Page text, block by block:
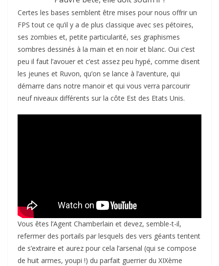
Certes les bases semblent être mises pour nous offrir un
FPS tout ce qu’il y a de plus classique avec ses pétoires,
ses zombies et, petite particularité, ses graphismes
sombres dessinés à la main et en noir et blanc. Oui c’est
peu il faut l’avouer et c’est assez peu hypé, comme disent
les jeunes et Ruvon, qu’on se lance à l’aventure, qui
démarre dans notre manoir et qui vous verra parcourir
neuf niveaux différents sur la côte Est des Etats Unis.
Vous êtes l’Agent Chamberlain et devez, semble-t-il,
refermer des portails par lesquels des vers géants tentent
de s’extraire et aurez pour cela l’arsenal (qui se compose
de huit armes, youpi !) du parfait guerrier du XIXème